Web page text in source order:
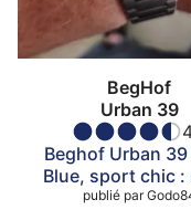
BegHof
Urban 39
Beghof Urban
Blue, sport chic :
de la PRX
publié par